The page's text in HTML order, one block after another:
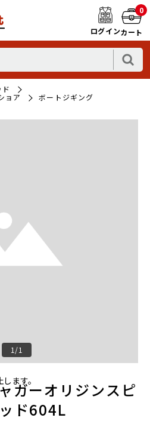
ログイン
0
カート
ド
ョア
ボートジギング
1/1
ます。
ガーオリジンスピ
ド604L